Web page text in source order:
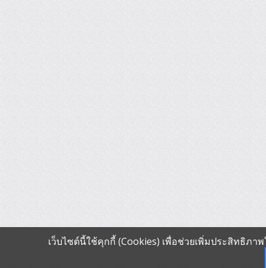
เว็บไซต์นี้ใช้คุกกี้ (Cookies) เพื่อช่วยเพิ่มประสิทธิภ